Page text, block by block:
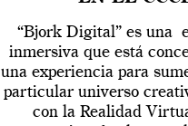
“Bjork Digital” es una
inmersiva que está
una experiencia para
particular universo
con la Realidad